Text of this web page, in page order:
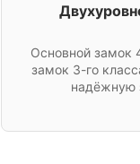
Основной замок
замок 3-го
надёжную